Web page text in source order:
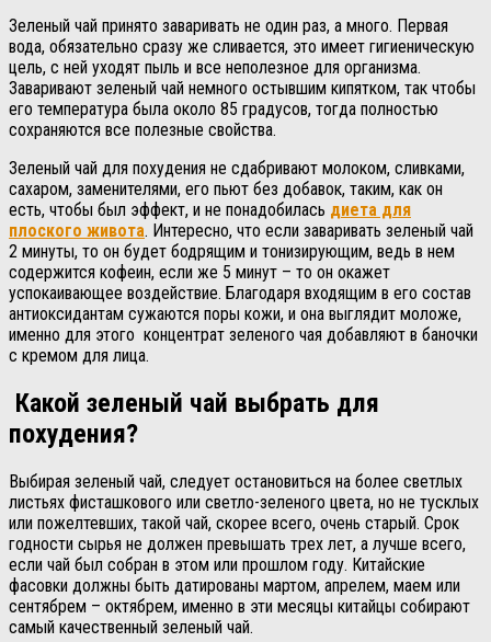
Зеленый чай принято заваривать не один раз, а много. Первая
вода, обязательно сразу же сливается, это имеет гигиеническую
цель, с ней уходят пыль и все неполезное для организма.
Заваривают зеленый чай немного остывшим кипятком, так чтобы
его температура была около 85 градусов, тогда полностью
сохраняются все полезные свойства.
Зеленый чай для похудения не сдабривают молоком, сливками,
сахаром, заменителями, его пьют без добавок, таким, как он
есть, чтобы был эффект, и не понадобилась диета для
плоского живота. Интересно, что если заваривать зеленый чай
2 минуты, то он будет бодрящим и тонизирующим, ведь в нем
содержится кофеин, если же 5 минут – то он окажет
успокаивающее воздействие. Благодаря входящим в его состав
антиоксидантам сужаются поры кожи, и она выглядит моложе,
именно для этого концентрат зеленого чая добавляют в баночки
с кремом для лица.
Какой зеленый чай выбрать для
похудения?
Выбирая зеленый чай, следует остановиться на более светлых
листьях фисташкового или светло-зеленого цвета, но не тусклых
или пожелтевших, такой чай, скорее всего, очень старый. Срок
годности сырья не должен превышать трех лет, а лучше всего,
если чай был собран в этом или прошлом году. Китайские
фасовки должны быть датированы мартом, апрелем, маем или
сентябрем – октябрем, именно в эти месяцы китайцы собирают
самый качественный зеленый чай.